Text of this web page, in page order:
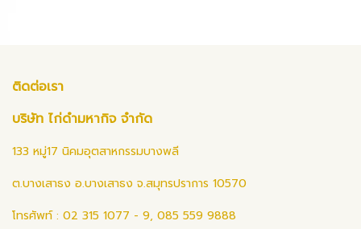
ติดต่อเรา
บริษัท ไก่ดำมหากิจ จำกัด
133 หมู่17 นิคมอุตสาหกรรมบางพลี
ต.บางเสาธง อ.บางเสาธง จ.สมุทรปราการ 10570
โทรศัพท์ : 02 315 1077 - 9, 085 559 9888